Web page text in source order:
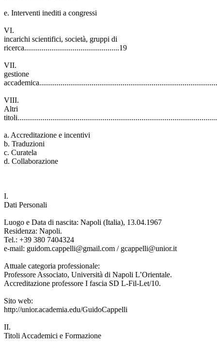
e. Interventi inediti a congressi
VI.
incarichi scientifici, società, gruppi di
ricerca.................................................19
VII.
gestione
VIII.
Altri
a. Accreditazione e incentivi
b. Traduzioni
c. Curatela
d. Collaborazione
I.
Dati Personali
Luogo e Data di nascita: Napoli (Italia), 13.04.1967
Residenza: Napoli.
Tel.: +39 380 7404324
e-mail: guidom.cappelli@gmail.com / gcappelli@unior.it
Attuale categoria professionale:
Professore Associato, Università di Napoli L’Orientale.
Accreditazione professore I fascia SD L-Fil-Let/10.
Sito web:
http://unior.academia.edu/GuidoCappelli
II.
Titoli Accademici e Formazione